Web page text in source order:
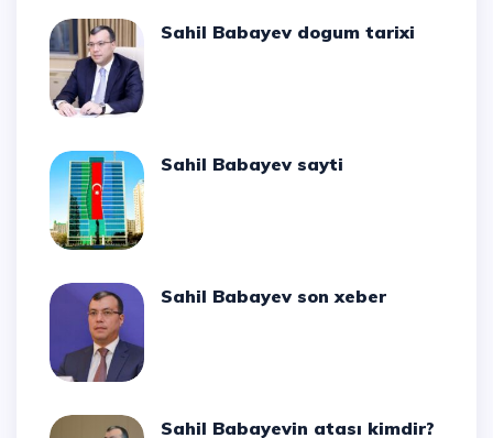
Sahil Babayev dogum tarixi
Sahil Babayev sayti
Sahil Babayev son xeber
Sahil Babayevin atası kimdir?